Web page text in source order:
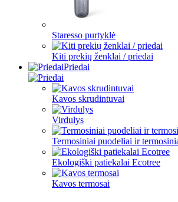
Staresso purtyklė
Kiti prekių ženklai / priedai
Priedai
Kavos skrudintuvai
Virdulys
Termosiniai puodeliai ir
Ekologiški patiekalai Ecotree
Kavos termosai